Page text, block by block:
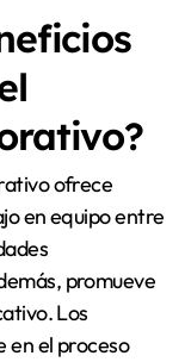
ofrece
en equipo entre
promueve
Los
en el proceso